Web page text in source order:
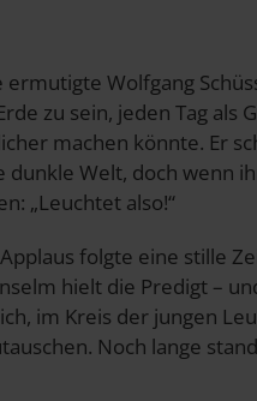
ermutigte Wolfgang
zu sein, jeden Tag
machen könnte. Er
dunkle Welt, doch wenn
„Leuchtet also!“
folgte eine stille
hielt die Predigt –
im Kreis der jungen
Noch lange